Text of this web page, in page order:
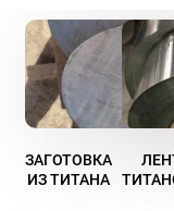
ЗАГОТОВКА
ИЗ ТИТАНА